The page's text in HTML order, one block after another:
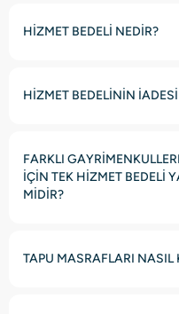
HİZMET BEDELİ NEDİR?
HİZMET BEDELİNİN
FARKLI
İÇİN TEK HİZMET BEDELİ
MİDİR?
TAPU MASRAFLARI NASIL